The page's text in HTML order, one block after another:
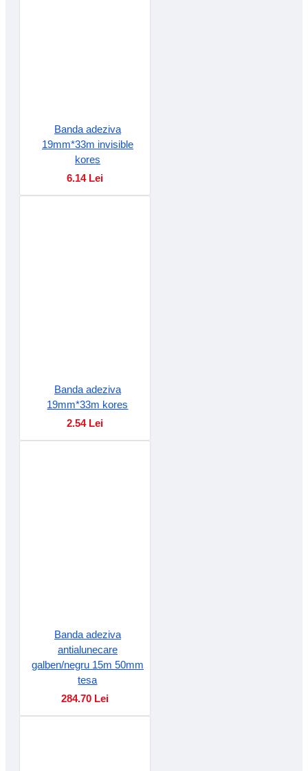
Banda adeziva
19mm*33m invisible
kores
6.14 Lei
Banda adeziva
19mm*33m kores
2.54 Lei
Banda adeziva
antialunecare
galben/negru 15m 50mm
tesa
284.70 Lei